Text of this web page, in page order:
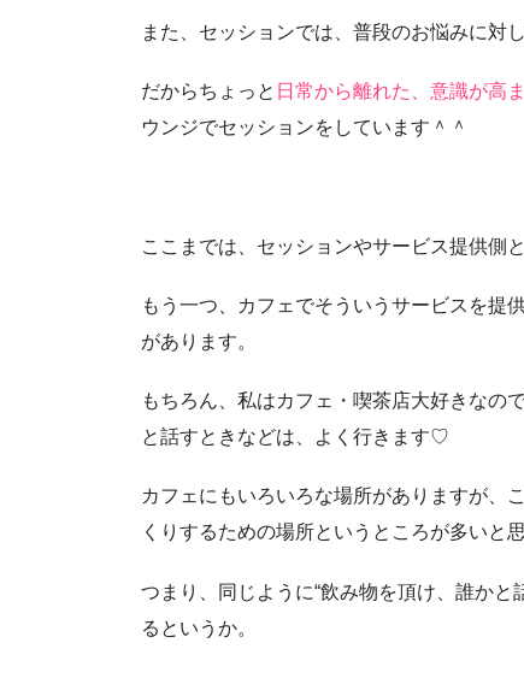
また、セッションでは、普段のお悩みに対
だからちょっと 日常から離れた、意識が高
ウンジでセッションをしています＾＾
ここまでは、セッションやサービス提供側
もう一つ、カフェでそういうサービスを提
があります。
もちろん、私はカフェ・喫茶店大好きなの
と話すときなどは、よく行きます♡
カフェにもいろいろな場所がありますが、
くりするための場所というところが多いと
つまり、同じように“飲み物を頂け、誰か
るというか。